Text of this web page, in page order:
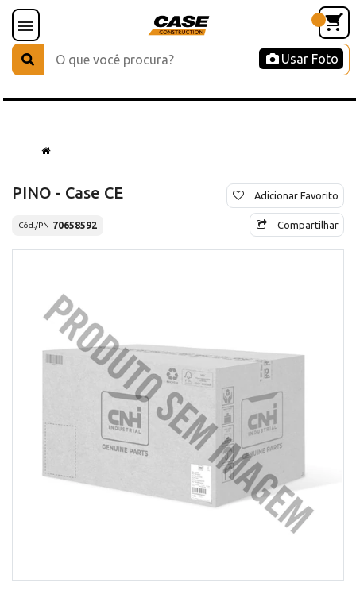
Usar Foto
PINO - Case CE
Cód./PN 70658592
Adicionar Favorito
Compartilhar